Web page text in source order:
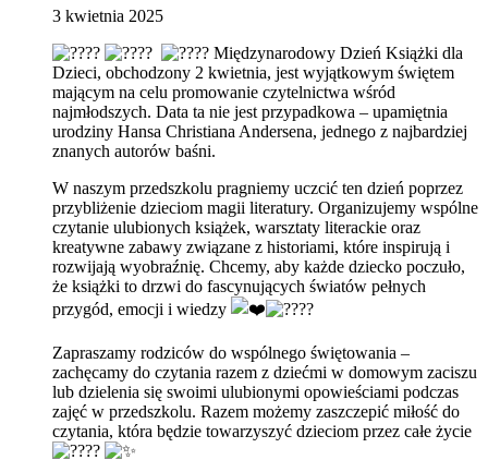
3 kwietnia 2025
Międzynarodowy Dzień Książki dla
Dzieci, obchodzony 2 kwietnia, jest wyjątkowym świętem
mającym na celu promowanie czytelnictwa wśród
najmłodszych. Data ta nie jest przypadkowa – upamiętnia
urodziny Hansa Christiana Andersena, jednego z najbardziej
znanych autorów baśni.
W naszym przedszkolu pragniemy uczcić ten dzień poprzez
przybliżenie dzieciom magii literatury. Organizujemy wspólne
czytanie ulubionych książek, warsztaty literackie oraz
kreatywne zabawy związane z historiami, które inspirują i
rozwijają wyobraźnię. Chcemy, aby każde dziecko poczuło,
że książki to drzwi do fascynujących światów pełnych
przygód, emocji i wiedzy
Zapraszamy rodziców do wspólnego świętowania –
zachęcamy do czytania razem z dziećmi w domowym zaciszu
lub dzielenia się swoimi ulubionymi opowieściami podczas
zajęć w przedszkolu. Razem możemy zaszczepić miłość do
czytania, która będzie towarzyszyć dzieciom przez całe życie